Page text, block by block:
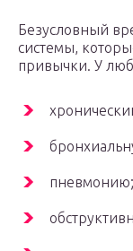
Безусловный
системы,
привычки. У
пневмонию;